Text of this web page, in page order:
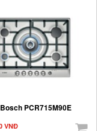
PCR715M90E
VNĐ